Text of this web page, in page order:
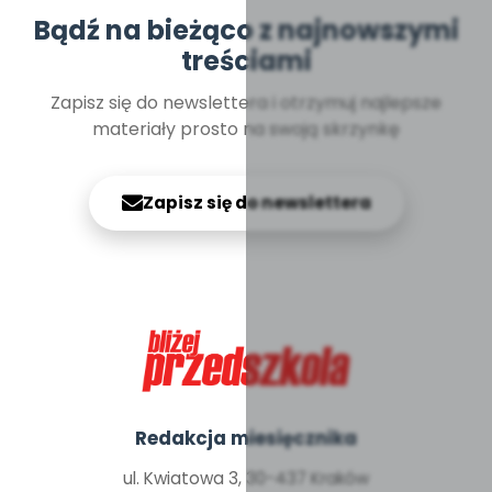
Bądź na bieżąco z najnowszymi
treściami
Zapisz się do newslettera i otrzymuj najlepsze
materiały prosto na swoją skrzynkę
Zapisz się do newslettera
Redakcja miesięcznika
ul. Kwiatowa 3, 30-437 Kraków